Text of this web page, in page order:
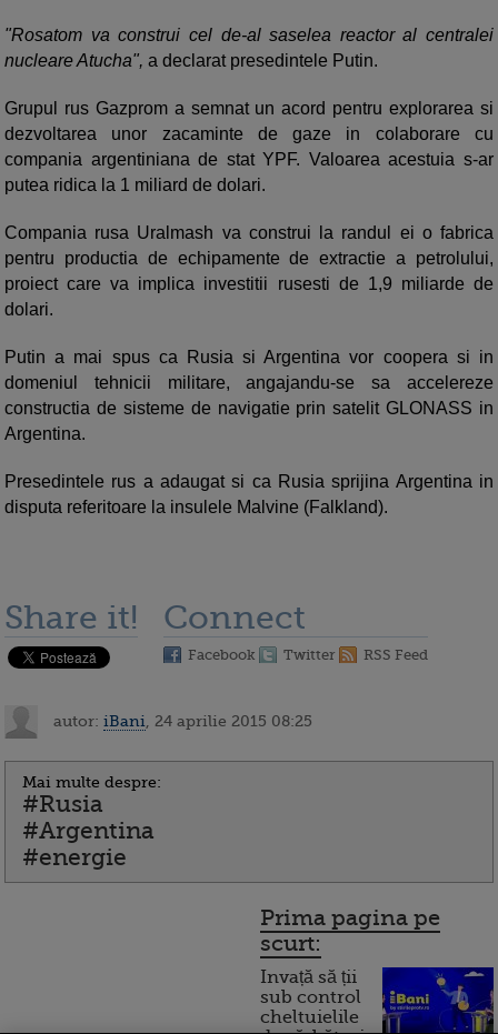
"Rosatom va construi cel de-al saselea reactor al centralei
nucleare Atucha", a declarat presedintele Putin.
Grupul rus Gazprom a semnat un acord pentru explorarea si
dezvoltarea unor zacaminte de gaze in colaborare cu
compania argentiniana de stat YPF. Valoarea acestuia s-ar
putea ridica la 1 miliard de dolari.
Compania rusa Uralmash va construi la randul ei o fabrica
pentru productia de echipamente de extractie a petrolului,
proiect care va implica investitii rusesti de 1,9 miliarde de
dolari.
Putin a mai spus ca Rusia si Argentina vor coopera si in
domeniul tehnicii militare, angajandu-se sa accelereze
constructia de sisteme de navigatie prin satelit GLONASS in
Argentina.
Presedintele rus a adaugat si ca Rusia sprijina Argentina in
disputa referitoare la insulele Malvine (Falkland).
Share it! Connect
Facebook Twitter RSS Feed
autor: iBani , 24 aprilie 2015 08:25
Mai multe despre:
#Rusia
#Argentina
#energie
Prima pagina pe
scurt:
Invață să ții
sub control
cheltuielile